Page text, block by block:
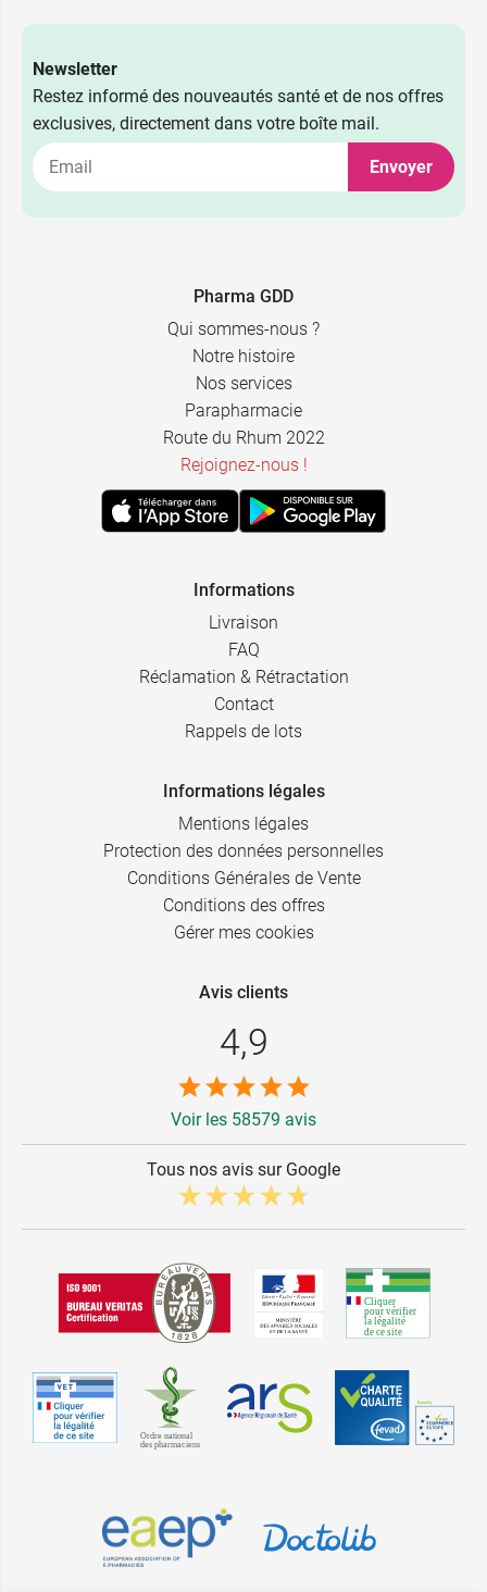
5 CH 2,49 €
7 CH 2,49 €
Newsletter
Restez informé des nouveautés santé et de nos offres
exclusives, directement dans votre boîte mail.
Envoyer
Pharma GDD
Qui sommes-nous ?
Notre histoire
Nos services
Parapharmacie
Route du Rhum 2022
Rejoignez-nous !
Informations
Livraison
FAQ
Réclamation & Rétractation
Contact
Rappels de lots
Informations légales
Mentions légales
Protection des données personnelles
Conditions Générales de Vente
Conditions des offres
Gérer mes cookies
Avis clients
4,9
Voir les 58579 avis
Tous nos avis sur Google